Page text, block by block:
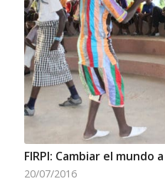
FIRPI: Cambiar el
20/07/2016